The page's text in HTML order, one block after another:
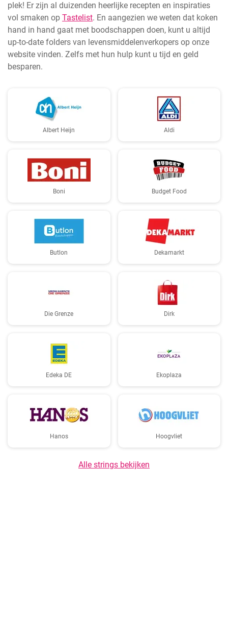
plek! Er zijn al duizenden heerlijke recepten en inspiraties
vol smaken op Tastelist. En aangezien we weten dat koken
hand in hand gaat met boodschappen doen, kunt u altijd
up-to-date folders van levensmiddelenverkopers op onze
website vinden. Zelfs met hun hulp kunt u tijd en geld
besparen.
Albert Heijn Aldi
Boni Budget Food
Butlon Dekamarkt
Die Grenze Dirk
Edeka DE Ekoplaza
Hanos Hoogvliet
Alle strings bekijken